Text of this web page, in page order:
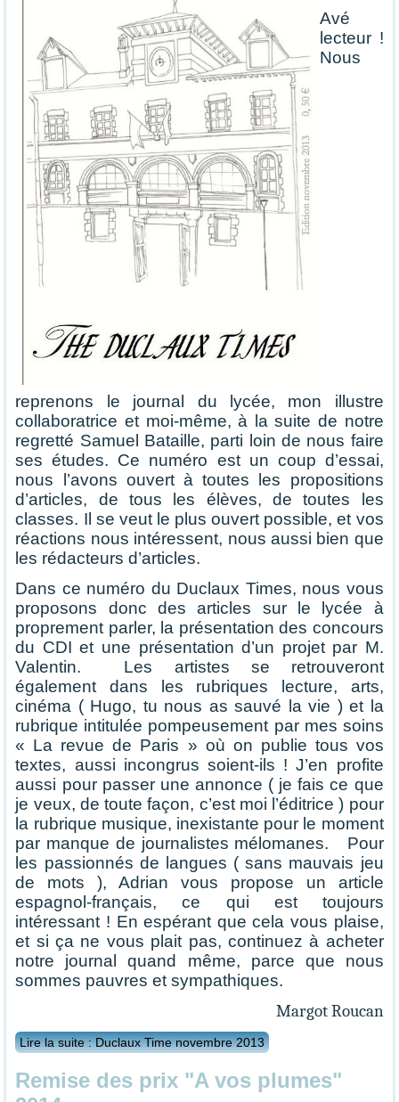
Avé
lecteur !
Nous
reprenons le journal du lycée, mon illustre
collaboratrice et moi-même, à la suite de notre
regretté Samuel Bataille, parti loin de nous faire
ses études. Ce numéro est un coup d’essai,
nous l’avons ouvert à toutes les propositions
d’articles, de tous les élèves, de toutes les
classes. Il se veut le plus ouvert possible, et vos
réactions nous intéressent, nous aussi bien que
les rédacteurs d’articles.
Dans ce numéro du Duclaux Times, nous vous
proposons donc des articles sur le lycée à
proprement parler, la présentation des concours
du CDI et une présentation d’un projet par M.
Valentin. Les artistes se retrouveront
également dans les rubriques lecture, arts,
cinéma ( Hugo, tu nous as sauvé la vie ) et la
rubrique intitulée pompeusement par mes soins
« La revue de Paris » où on publie tous vos
textes, aussi incongrus soient-ils ! J’en profite
aussi pour passer une annonce ( je fais ce que
je veux, de toute façon, c’est moi l’éditrice ) pour
la rubrique musique, inexistante pour le moment
par manque de journalistes mélomanes. Pour
les passionnés de langues ( sans mauvais jeu
de mots ), Adrian vous propose un article
espagnol-français, ce qui est toujours
intéressant ! En espérant que cela vous plaise,
et si ça ne vous plait pas, continuez à acheter
notre journal quand même, parce que nous
sommes pauvres et sympathiques.
Margot Roucan
Lire la suite : Duclaux Time novembre 2013
Remise des prix "A vos plumes"